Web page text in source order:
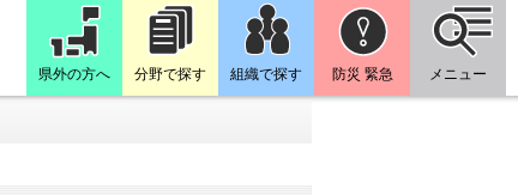
県外の方へ 分野で探す 組織で探す 防災 緊急 メニュー